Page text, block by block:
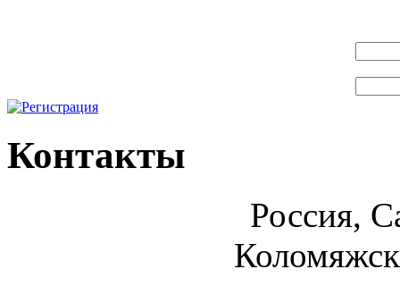
Контакты
Россия,